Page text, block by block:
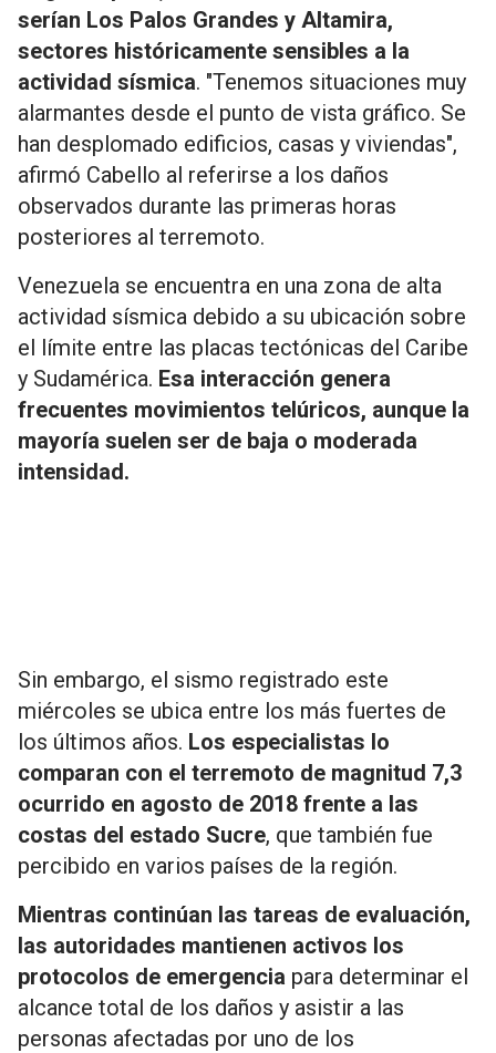
serían Los Palos Grandes y Altamira,
sectores históricamente sensibles a la
actividad sísmica. "Tenemos situaciones muy
alarmantes desde el punto de vista gráfico. Se
han desplomado edificios, casas y viviendas",
afirmó Cabello al referirse a los daños
observados durante las primeras horas
posteriores al terremoto.
Venezuela se encuentra en una zona de alta
actividad sísmica debido a su ubicación sobre
el límite entre las placas tectónicas del Caribe
y Sudamérica. Esa interacción genera
frecuentes movimientos telúricos, aunque la
mayoría suelen ser de baja o moderada
intensidad.
Sin embargo, el sismo registrado este
miércoles se ubica entre los más fuertes de
los últimos años. Los especialistas lo
comparan con el terremoto de magnitud 7,3
ocurrido en agosto de 2018 frente a las
costas del estado Sucre, que también fue
percibido en varios países de la región.
Mientras continúan las tareas de evaluación,
las autoridades mantienen activos los
protocolos de emergencia para determinar el
alcance total de los daños y asistir a las
personas afectadas por uno de los